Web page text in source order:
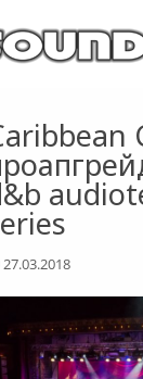
27.03.2018